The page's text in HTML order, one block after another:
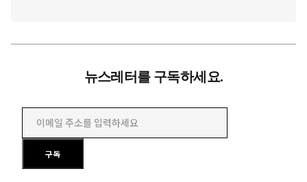
뉴스레터를 구독하세요.
이메일 주소를 입력하세요
구독